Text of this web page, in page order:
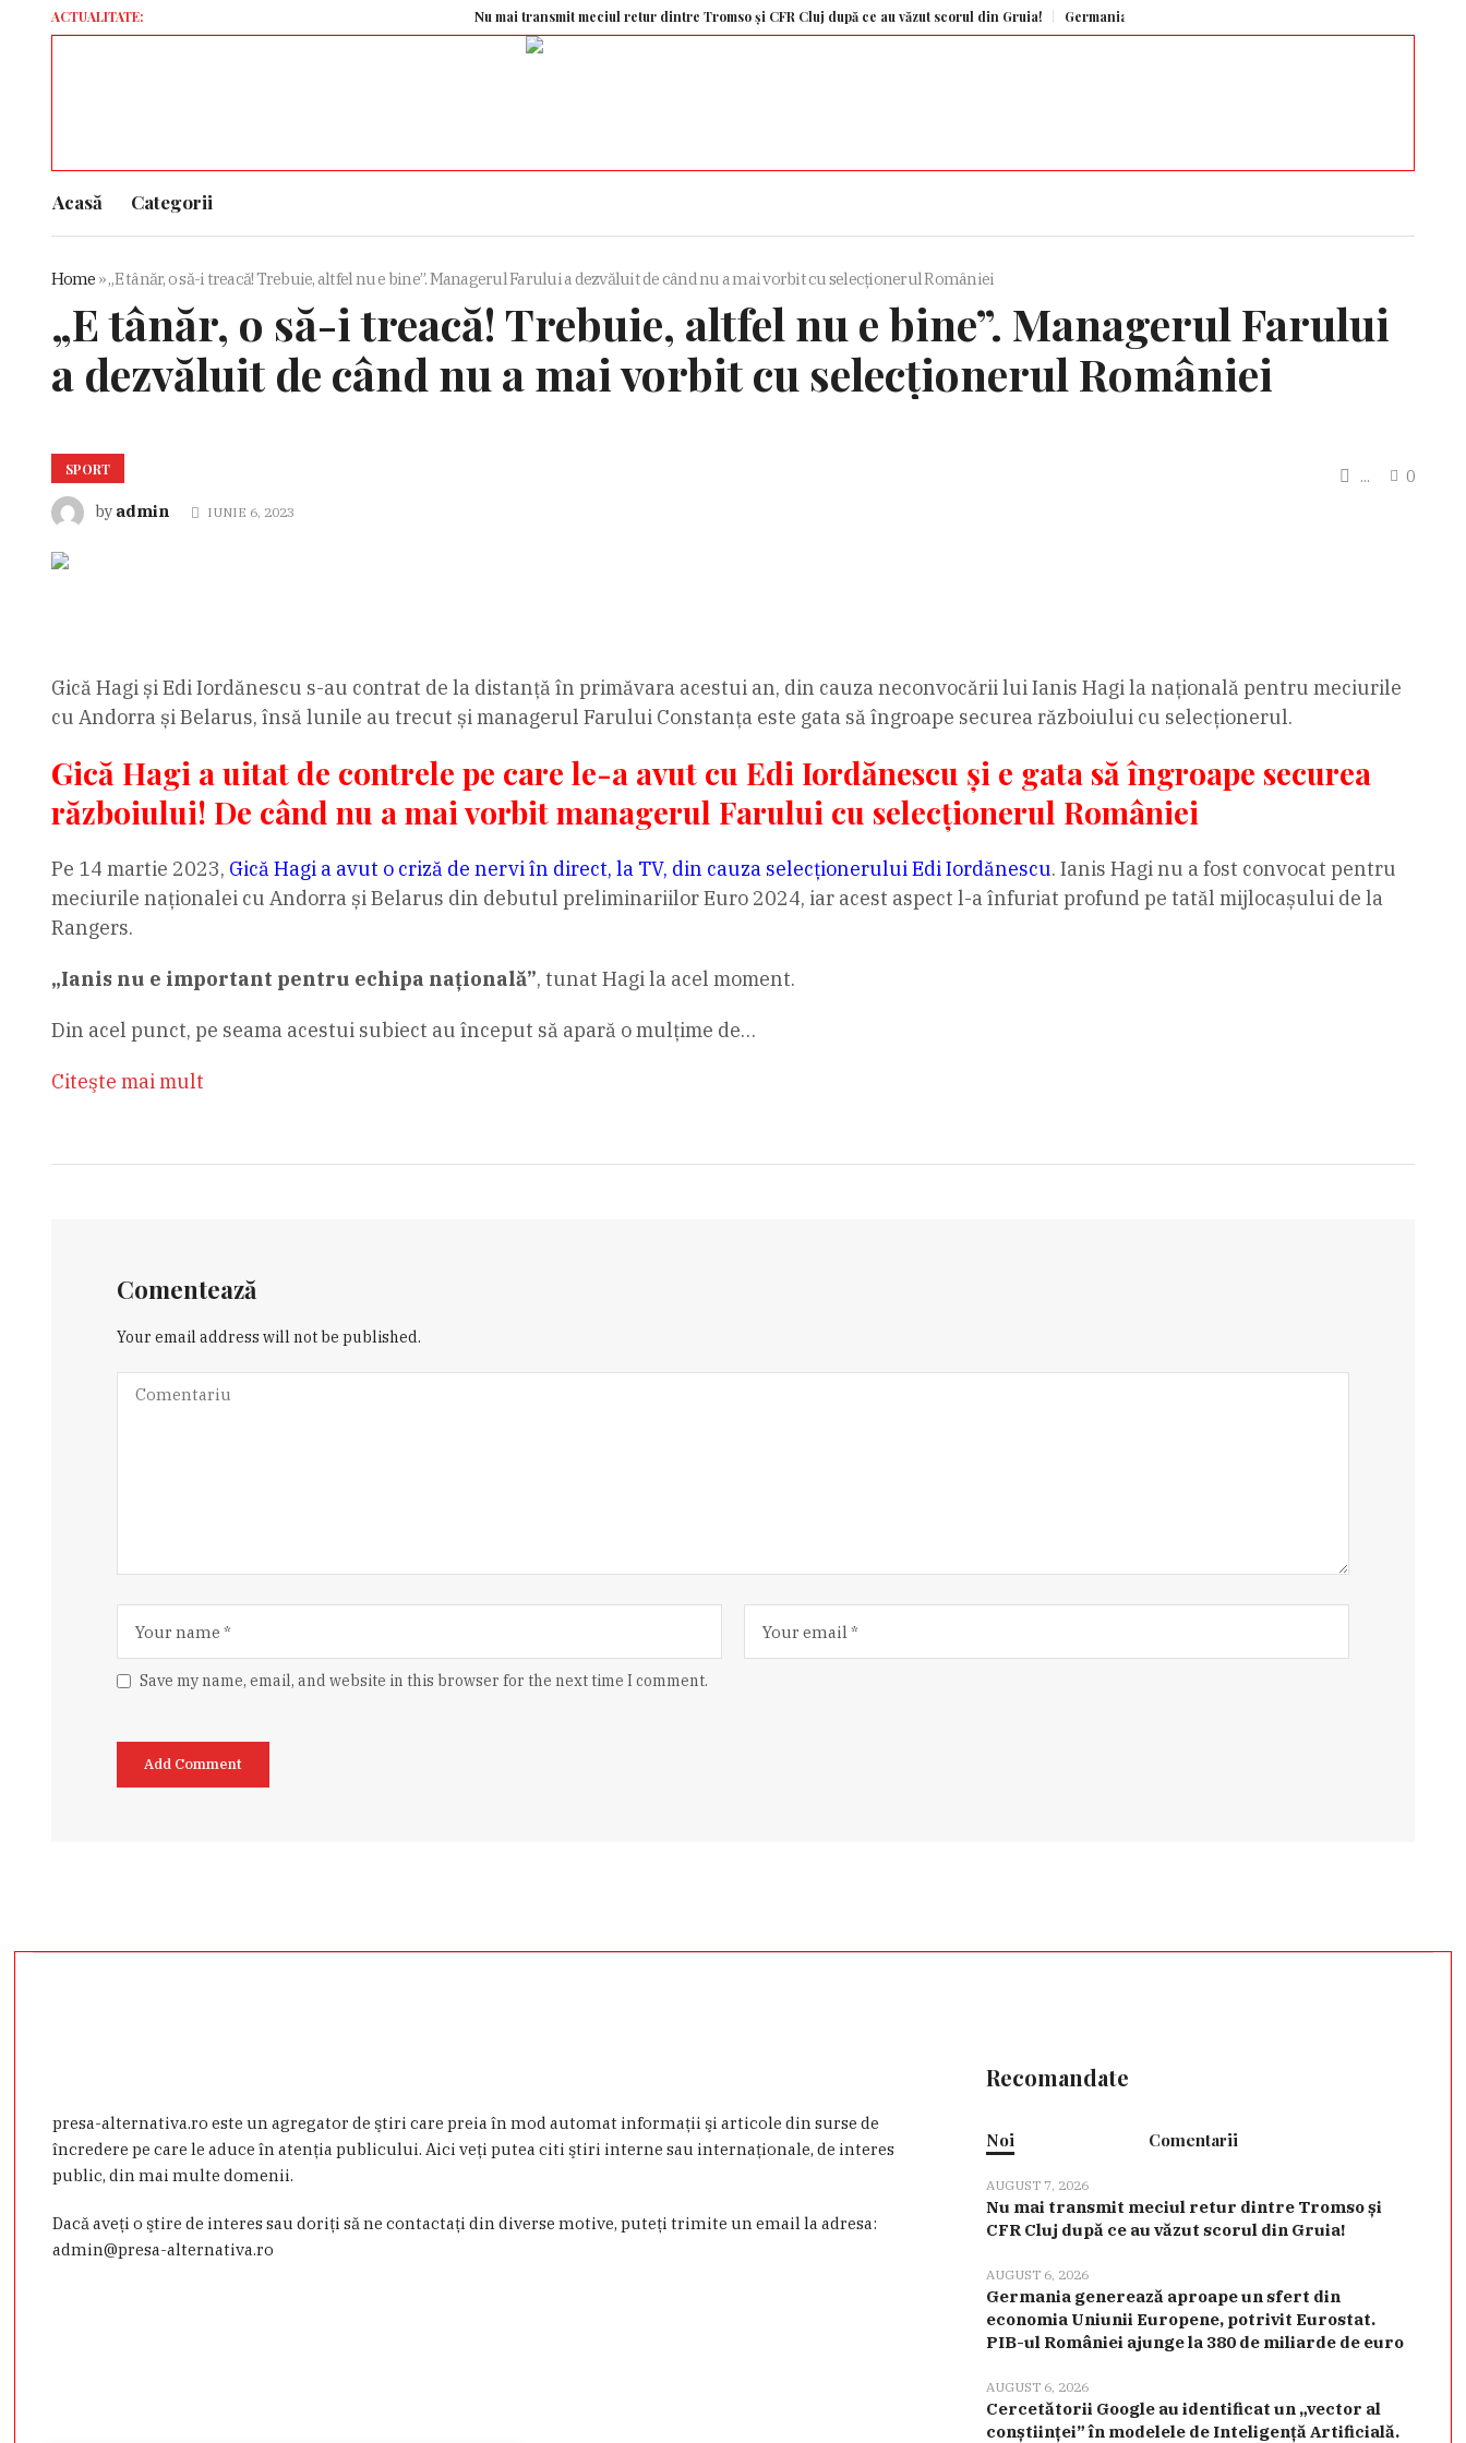
ACTUALITATE: Nu mai transmit meciul retur dintre Tromso și CFR Cluj după ce au văzut scorul din Gruia! Germania generează aproape un sfert din economia Uniunii
Acasă Categorii
Home »„E tânăr, o să-i treacă! Trebuie, altfel nu e bine”. Managerul Farului a dezvăluit de când nu a mai vorbit cu selecționerul României
„E tânăr, o să-i treacă! Trebuie, altfel nu e bine”. Managerul Farului
a dezvăluit de când nu a mai vorbit cu selecționerul României
SPORT ...
0
by admin IUNIE 6, 2023
Gică Hagi și Edi Iordănescu s-au contrat de la distanță în primăvara acestui an, din cauza neconvocării lui Ianis Hagi la națională pentru meciurile
cu Andorra și Belarus, însă lunile au trecut și managerul Farului Constanța este gata să îngroape securea războiului cu selecționerul.
Gică Hagi a uitat de contrele pe care le-a avut cu Edi Iordănescu și e gata să îngroape securea
războiului! De când nu a mai vorbit managerul Farului cu selecționerul României
Pe 14 martie 2023, Gică Hagi a avut o criză de nervi în direct, la TV, din cauza selecționerului Edi Iordănescu. Ianis Hagi nu a fost convocat pentru
meciurile naționalei cu Andorra și Belarus din debutul preliminariilor Euro 2024, iar acest aspect l-a înfuriat profund pe tatăl mijlocașului de la
Rangers.
„Ianis nu e important pentru echipa națională”, tunat Hagi la acel moment.
Din acel punct, pe seama acestui subiect au început să apară o mulțime de…
Citeşte mai mult
Comentează
Your email address will not be published.
Save my name, email, and website in this browser for the next time I comment.
presa-alternativa.ro este un agregator de ştiri care preia în mod automat informaţii şi articole din surse de
încredere pe care le aduce în atenţia publicului. Aici veţi putea citi ştiri interne sau internaţionale, de interes
public, din mai multe domenii.
Dacă aveţi o ştire de interes sau doriţi să ne contactaţi din diverse motive, puteţi trimite un email la adresa:
admin@presa-alternativa.ro
Recomandate
Noi Comentarii
AUGUST 7, 2026
Nu mai transmit meciul retur dintre Tromso și
CFR Cluj după ce au văzut scorul din Gruia!
AUGUST 6, 2026
Germania generează aproape un sfert din
economia Uniunii Europene, potrivit Eurostat.
PIB-ul României ajunge la 380 de miliarde de euro
AUGUST 6, 2026
Cercetătorii Google au identificat un „vector al
conștiinței” în modelele de Inteligență Artificială.